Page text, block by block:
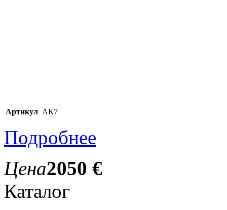
Артикул АК7
Подробнее
Цена2050 €
Каталог